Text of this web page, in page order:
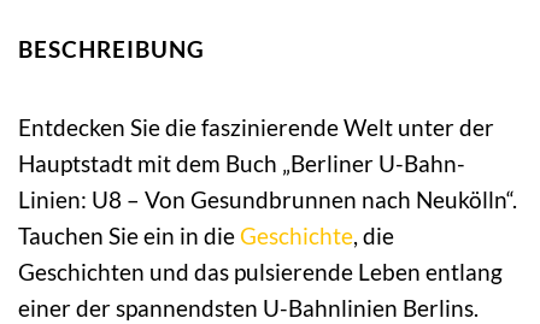
BESCHREIBUNG
Entdecken Sie die faszinierende Welt unter der
Hauptstadt mit dem Buch „Berliner U-Bahn-
Linien: U8 – Von Gesundbrunnen nach Neukölln“.
Tauchen Sie ein in dieGeschichte , die
Geschichten und das pulsierende Leben entlang
einer der spannendsten U-Bahnlinien Berlins.